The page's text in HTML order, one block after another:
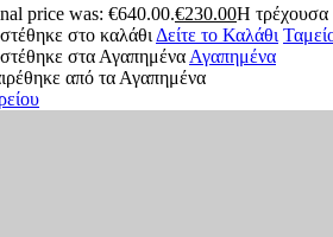
price was: €640.00.€230.00Η τρέχουσα
στο καλάθι Δείτε το Καλάθι
στα Αγαπημένα Αγαπημένα
από τα Αγαπημένα